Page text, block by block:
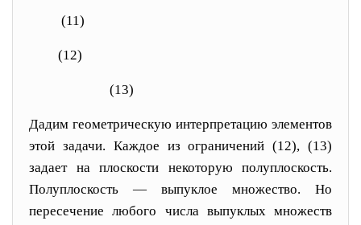
(11)
(12)
(13)
Дадим геометрическую интерпретацию элементов
этой задачи. Каждое из ограничений (12), (13)
задает на плоскости некоторую полуплоскость.
Полуплоскость — выпуклое множество. Но
пересечение любого числа выпуклых множеств